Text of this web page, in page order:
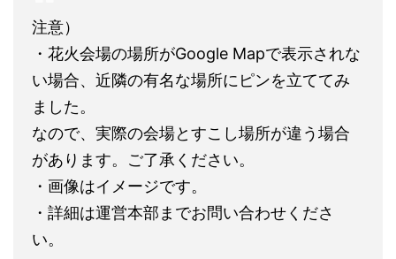
注意）
・花火会場の場所がGoogle Mapで表示されな
い場合、近隣の有名な場所にピンを立ててみ
ました。
なので、実際の会場とすこし場所が違う場合
があります。ご了承ください。
・画像はイメージです。
・詳細は運営本部までお問い合わせくださ
い。